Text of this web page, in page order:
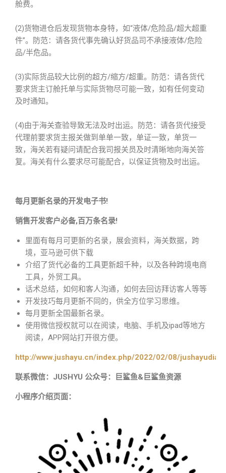
舱费。
(2)货物进仓后发现货物本身特，如“液体/危险品/超大超重
件”。防范：请各货代事先确认好货品司不承接液体/危险
品/半危品。
(3)实际货品较大比例的超方/缩方/超重。防范：请各货代
要求货主订舱托单与实际货物尽可能一致，如有任何变动
及时通知。
(4)由于海关查验导致无法及时出运。防范：请各货代接受
代理前要求货主报关做到单单一致，单证一致，单货一
致，海关若有疑问请配合我司报关员及时清晰地向海关答
复。海关有什么要求尽可能配合，以保证货物及时出运。
每月更新名录的开发电子书!
销售开发客户必备,百万条名录!
里面有每月可更新的名录，展会资料，海关数据，跨
境，亚马逊可供下载
介绍了货代必备的工具更新超千种，以及各种跨境电商
工具，外贸工具。
话术总结，如何和客人沟通，如何去回访拜访客人等等
开发技巧每月更新不同的，供全方位学习思维。
每月更新全国最新名录。
使用微信授权就可以在阅读，电脑、手机及ipad等地方
阅读，APP网站打开很方便。
http://www.jushayu.cn/index.php/2022/02/08/
联系微信：JUSHYU 公众号：巨鲨鱼&巨鲨鱼资源
小程序介绍页面：